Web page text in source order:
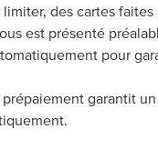
des cartes faites
est présenté
pour
garantit